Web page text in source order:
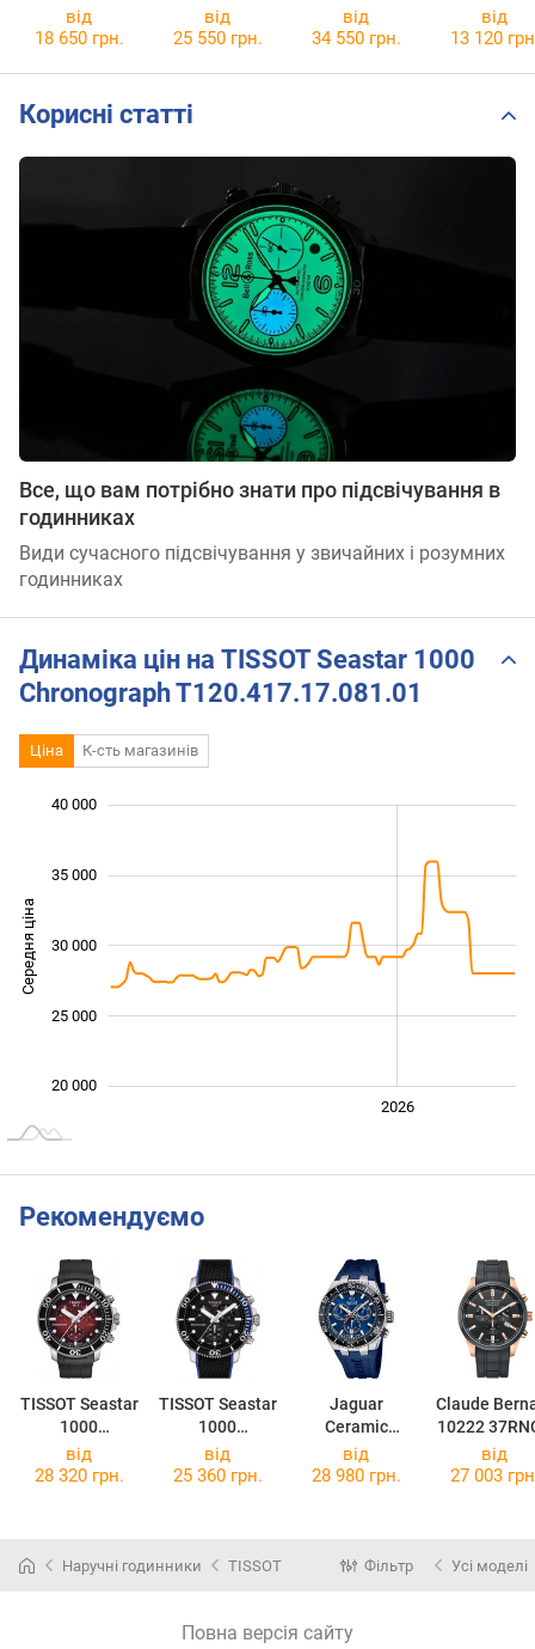
T120.410.11.0
41.00
Chronograph
T114.417.11.0
Powermatic 80
T120.407.11.0
47.00
від
18 650 грн.
від
25 550 грн.
від
34 550 грн.
від
13 120
Корисні статті
Все, що вам потрібно знати про підсвічування в
годинниках
Види сучасного підсвічування у звичайних і розумних
годинниках
Динаміка цін на TISSOT Seastar 1000
Chronograph T120.417.17.081.01
Ціна К-сть магазинів
Середня ціна 22 000
20 000
30 000
40 000
35 000
25 000
2026
Рекомендуємо
TISSOT Seastar
1000
Chronograph
T120.417.17.4
TISSOT Seastar
1000
Chronograph
T120.417.17.0
Jaguar
Ceramic
J1021/1
Claude
10222
NIR
від
28 320 грн.
від
25 360 грн.
від
28 980 грн.
від
27 003
Наручні годинники TISSOT Фільтр Усі моделі
Повна версія сайту